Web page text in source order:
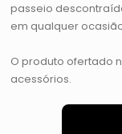
passeio
em qualquer
O produto ofertado
acessórios.